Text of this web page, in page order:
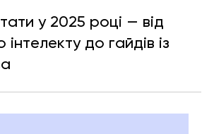
р.
Читати 14 хв
у 2025 році — від
до гайдів із